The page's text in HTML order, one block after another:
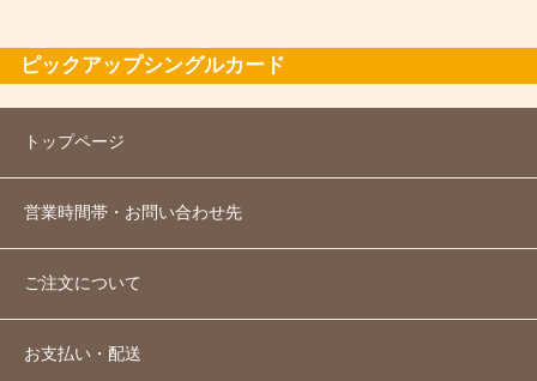
ピックアップシングルカード
トップページ
営業時間帯・お問い合わせ先
ご注文について
お支払い・配送